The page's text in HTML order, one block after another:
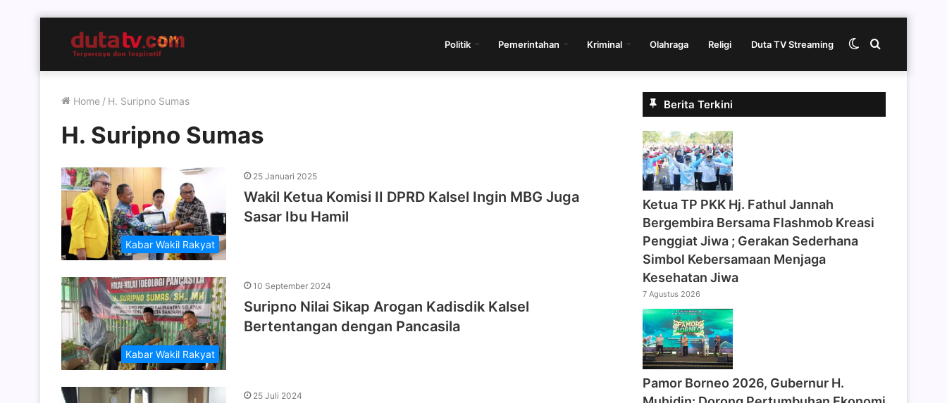
Politik Pemerintahan Kriminal Olahraga Religi Duta TV Streaming Cari
Switch
Home / H. Suripno Sumas
H. Suripno Sumas
Kabar Wakil Rakyat
25 Januari 2025
Wakil Ketua Komisi II DPRD Kalsel Ingin MBG Juga
Sasar Ibu Hamil
Kabar Wakil Rakyat
10 September 2024
Suripno Nilai Sikap Arogan Kadisdik Kalsel
Bertentangan dengan Pancasila
25 Juli 2024
Berita Terkini
‎Ketua TP PKK Hj. Fathul Jannah
Bergembira Bersama Flashmob Kreasi
Penggiat Jiwa ; Gerakan Sederhana
Simbol Kebersamaan Menjaga
Kesehatan Jiwa
7 Agustus 2026
Pamor Borneo 2026, Gubernur H.